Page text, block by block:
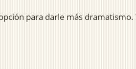
para darle más dramatismo.